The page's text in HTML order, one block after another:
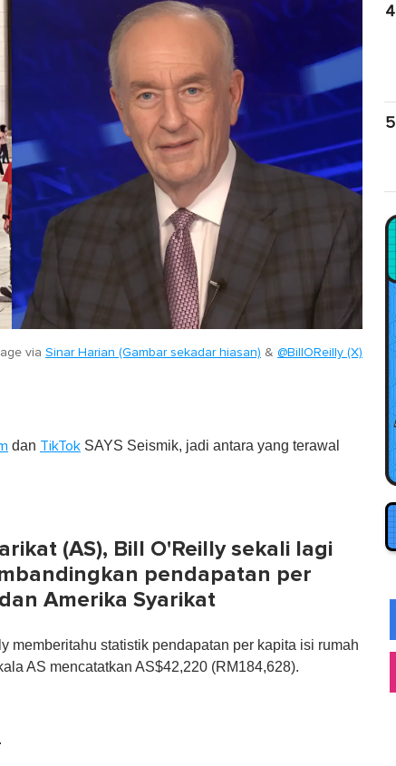
via Sinar Harian (Gambar sekadar hiasan) & @BillOReilly (X)
dan TikTok SAYS Seismik, jadi antara yang terawal
(AS), Bill O'Reilly sekali lagi
pendapatan per
Amerika Syarikat
memberitahu statistik pendapatan per kapita isi rumah
AS mencatatkan AS$42,220 (RM184,628).
4
5